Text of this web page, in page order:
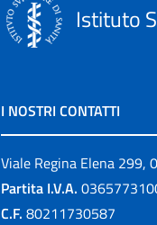
Istituto
I NOSTRI CONTATTI
Viale Regina Elena 299,
Partita I.V.A.
C.F. 80211730587